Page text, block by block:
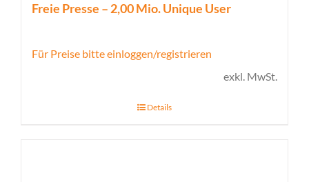
Freie Presse – 2,00 Mio. Unique User
Für Preise bitte einloggen/registrieren
exkl. MwSt.
Details